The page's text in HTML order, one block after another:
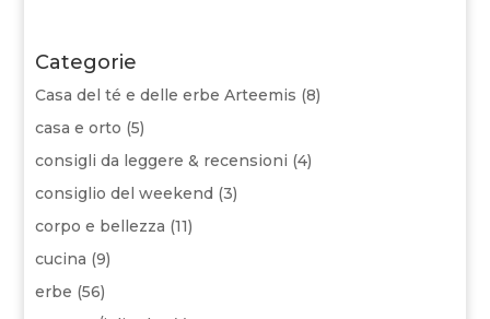
Categorie
Casa del té e delle erbe Arteemis (8)
casa e orto (5)
consigli da leggere & recensioni (4)
consiglio del weekend (3)
corpo e bellezza (11)
cucina (9)
erbe (56)